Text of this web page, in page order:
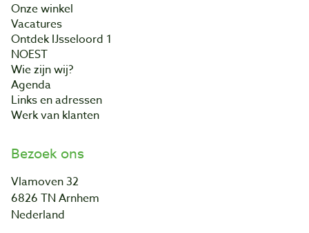
Onze winkel
Vacatures
Ontdek IJsseloord 1
NOEST
Wie zijn wij?
Agenda
Links en adressen
Werk van klanten
Bezoek ons
Vlamoven 32
6826 TN Arnhem
Nederland